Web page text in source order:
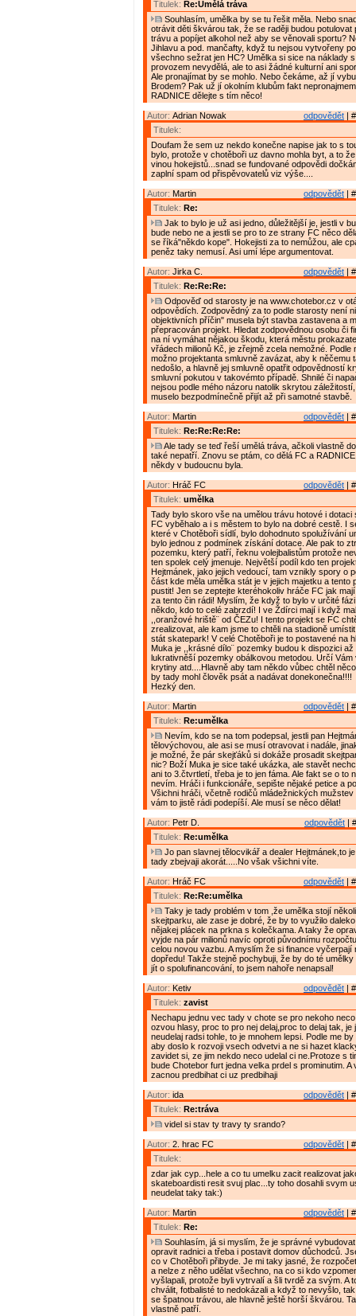
Titulek: Re:Umělá tráva
Souhlasím, umělka by se tu řešit měla. Nebo
otrávit děti škvárou tak, že se raději budou potulovat
trávu a popíjet alkohol než aby se věnovali sportu?
Jihlavu a pod. mančafty, když tu nejsou vytvořeny
všechno sežrat jen HC? Umělka si sice na náklady
provozem nevydělá, ale to asi žádné kulturní ani
Ale pronajímat by se mohlo. Nebo čekáme, až jí
Brodem? Pak už jí okolním klubům fakt
RADNICE dělejte s tím něco!
odpovědět |
Autor: Adrian Nowak
Titulek:
Doufam že sem uz nekdo konečne napise jak to s
bylo, protože v chotěboři uz davno mohla byt, a to
vinou hokejistů...snad se fundované odpovědi
zaplní spam od přispěvovatelů viz výše....
odpovědět |
Autor: Martin
Titulek: Re:
Jak to bylo je už asi jedno, důležitější je, jestli v
bude nebo ne a jestli se pro to ze strany FC něco
se říká"někdo kope". Hokejisti za to nemůžou, ale
peněz taky nemusí. Asi umí lépe argumentovat.
odpovědět |
Autor: Jirka C.
Titulek: Re:Re:Re:
Odpověď od starosty je na www.chotebor.cz v
odpovědích. Zodpovědný za to podle starosty není
objektivních příčin" musela být stavba zastavena a
přepracován projekt. Hledat zodpovědnou osobu či
na ní vymáhat nějakou škodu, která městu
vřádech milionů Kč, je zřejmě zcela nemožné. Podle
možno projektanta smluvně zavázat, aby k něčemu
nedošlo, a hlavně jej smluvně opatřit odpovědností
smluvní pokutou v takovémto případě. Shnilé či
nejsou podle mého názoru natolik skrytou
muselo bezpodmínečně přijít až při samotné stavbě.
odpovědět |
Autor: Martin
Titulek: Re:Re:Re:Re:
Ale tady se teď řeší umělá tráva, ačkoli vlastně
také nepatří. Znovu se ptám, co dělá FC a
někdy v budoucnu byla.
odpovědět |
Autor: Hráč FC
Titulek: umělka
Tady bylo skoro vše na umělou trávu hotové i dotaci
FC vyběhalo a i s městem to bylo na dobré cestě. I
které v Chotěboři sídlí, bylo dohodnuto spolužívání
bylo jednou z podmínek získání dotace. Ale pak to
pozemku, který patří, řeknu volejbalistům protože
ten spolek celý jmenuje. Největší podíl kdo ten
Hejtmánek, jako jejich vedoucí, tam vznikly spory o
část kde měla umělka stát je v jejich majetku a tento
pustit! Jen se zeptejte kteréhokoliv hráče FC jak
za tento čin rádi! Myslím, že když to bylo v určité
někdo, kdo to celé zabrzdí! I ve Ždírci mají i když
,,oranžové hriště¨ od ČEZu! I tento projekt se FC
zrealizovat, ale kam jsme to chtěli na stadioně
stát skatepark! V celé Chotěboři je to postavené na
Muka je ,,krásné dílo¨ pozemky budou k dispozici
lukrativněší pozemky obálkovou metodou. Určí
krytiny atd....Hlavně aby tam někdo vůbec chtěl
by tady mohl člověk psát a nadávat donekonečna!!!!
Hezký den.
odpovědět |
Autor: Martin
Titulek: Re:umělka
Nevím, kdo se na tom podepsal, jestli pan
tělovýchovou, ale asi se musí otravovat i nadále,
je možné, že pár skejťáků si dokáže prosadit
nic? Boží Muka je sice také ukázka, ale stavět
ani to 3.čtvrtletí, třeba je to jen fáma. Ale fakt se o to
nevím. Hráči i funkcionáře, sepište nějaké petice a
Všichni hráči, včetně rodičů mládežnických
vám to jistě rádi podepíší. Ale musí se něco dělat!
odpovědět |
Autor: Petr D.
Titulek: Re:umělka
Jo pan slavnej tělocvikář a dealer Hejtmánek,to
tady zbejvaji akorát.....No však všichni víte.
odpovědět |
Autor: Hráč FC
Titulek: Re:Re:umělka
Taky je tady problém v tom ,že umělka stojí
skejtparku, ale zase je dobré, že by to využilo
nějakej plácek na prkna s kolečkama. A taky že
vyjde na pár milionů navíc oproti původnímu
celou novou vazbu. A myslím že si finance vyčerpají
dopředu! Takže stejně pochybuji, že by do té
jít o spolufinancování, to jsem nahoře nenapsal!
odpovědět |
Autor: Ketiv
Titulek: zavist
Nechapu jednu vec tady v chote se pro nekoho
ozvou hlasy, proc to pro nej delaj,proc to delaj tak, je
neudelaj radsi tohle, to je mnohem lepsi. Podle me
aby doslo k rozvoji vsech odvetvi a ne si hazet
zavidet si, ze jim nekdo neco udelal ci ne.Protoze s
bude Chotebor furt jedna velka prdel s prominutim. A
zacnou predbihat ci uz predbihaji
odpovědět |
Autor: ida
Titulek: Re:tráva
videl si stav ty travy ty srando?
odpovědět |
Autor: 2. hrac FC
Titulek:
zdar jak cyp...hele a co tu umelku zacit realizovat
skateboardisti resit svuj plac...ty toho dosahli svym
neudelat taky tak:)
odpovědět |
Autor: Martin
Titulek: Re:
Souhlasím, já si myslím, že je správné
opravit radnici a třeba i postavit domov důchodců.
co v Chotěboři přibyde. Je mi taky jasné, že
a nelze z něho udělat všechno, na co si kdo
vyšlapali, protože byli vytrvalí a šli tvrdě za svým. A
chválit, fotbalisté to nedokázali a když to nevyšlo,
se špatnou trávou, ale hlavně ještě horší škvárou.
vlastně patří.